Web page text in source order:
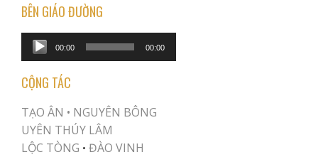
BÊN GIÁO ĐƯỜNG
Audio
Player
00:00 00:00
CỘNG TÁC
TẠO ÂN • NGUYÊN BÔNG
UYÊN THÚY LÂM
LỘC TÒNG • ĐÀO VINH